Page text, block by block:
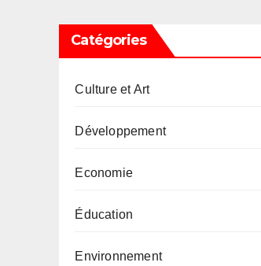
Catégories
Culture et Art
Développement
Economie
Éducation
Environnement